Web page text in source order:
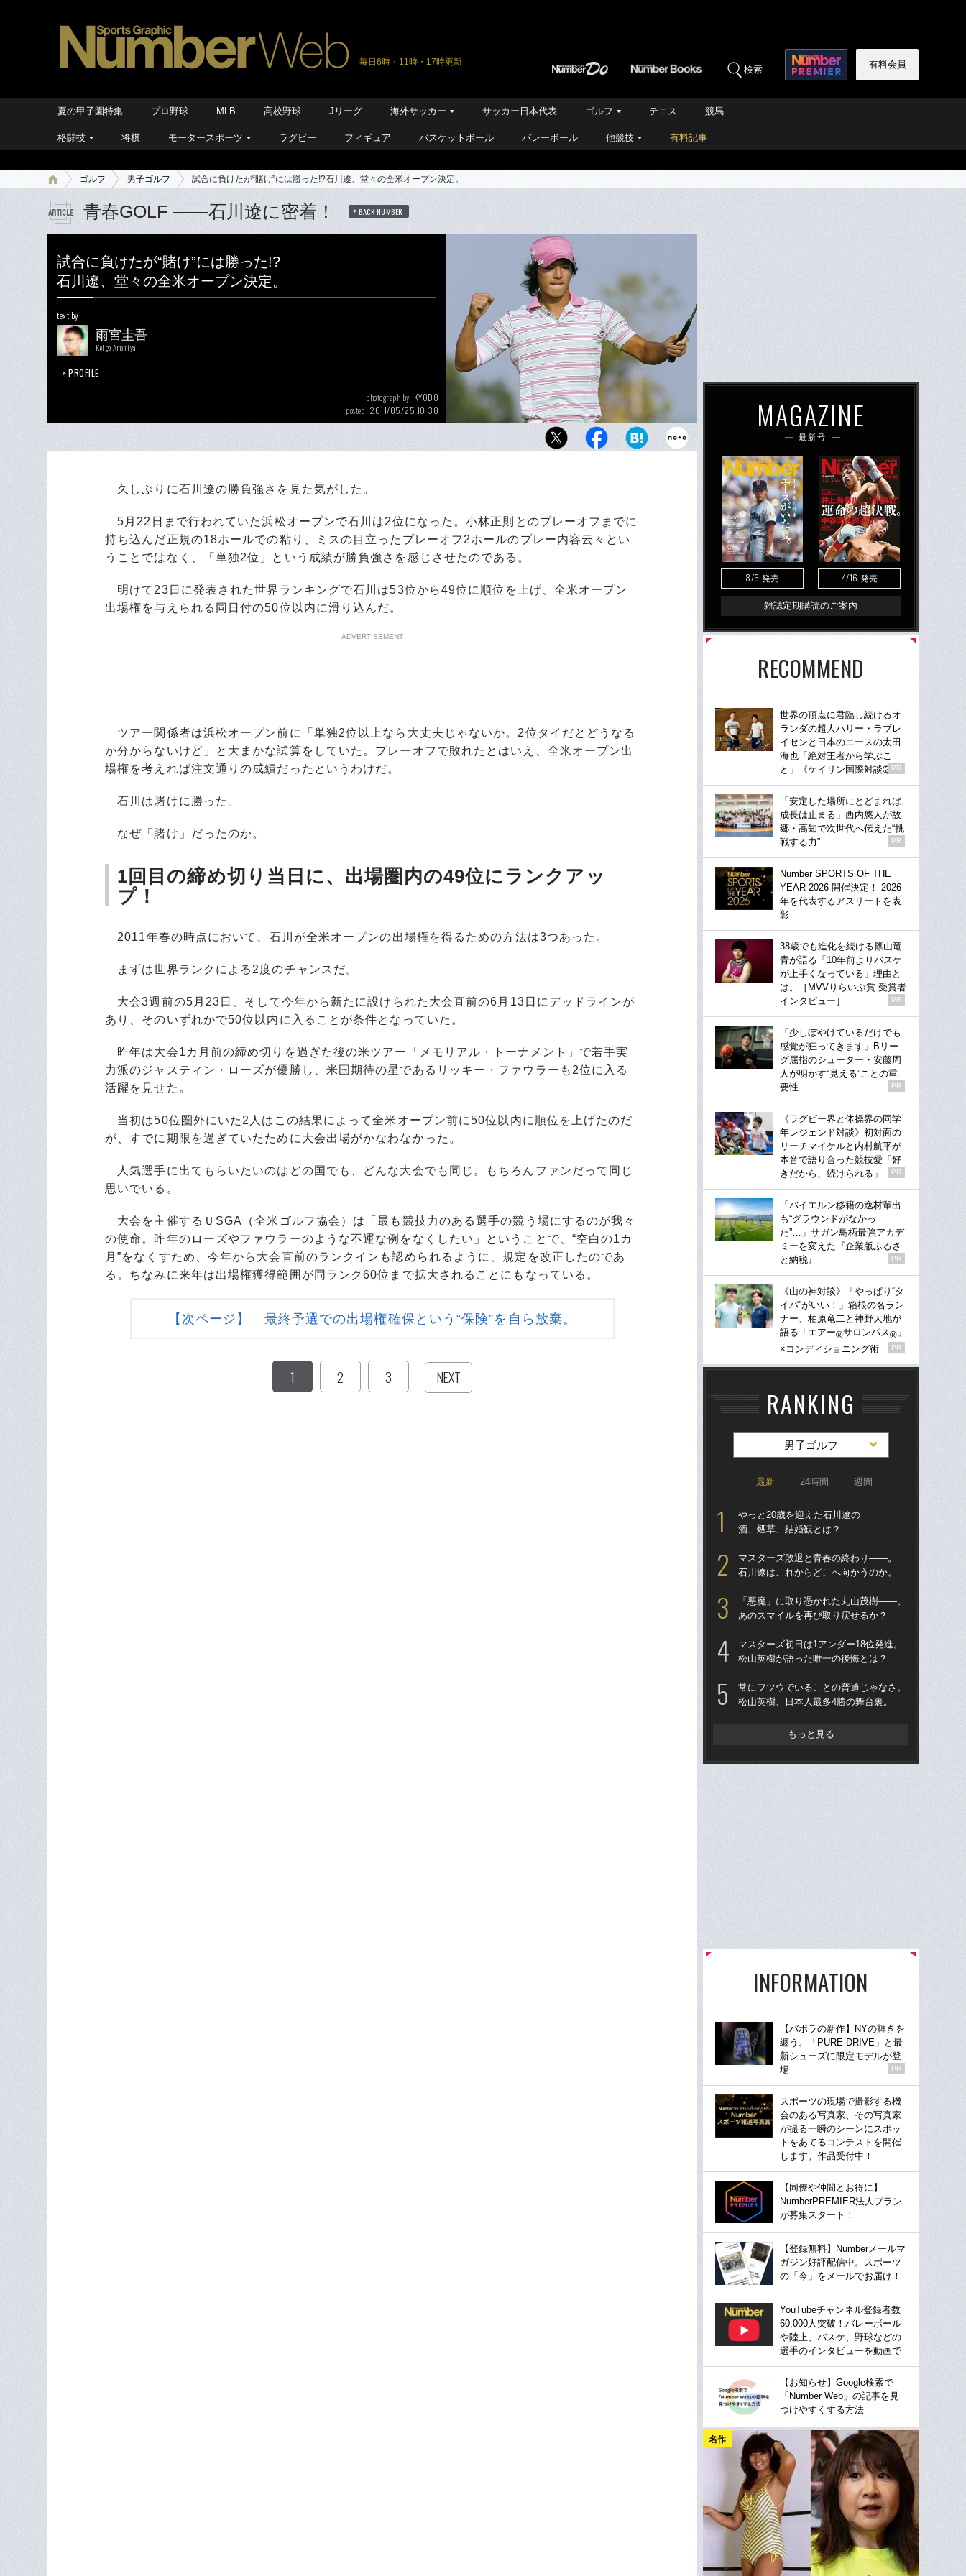
毎日6時・11時・17時更新
検索 有料会員
夏の甲子園特集 プロ野球 MLB 高校野球 Jリーグ 海外サッカー サッカー日本代表 ゴルフ テニス 競馬
格闘技 将棋 モータースポーツ ラグビー フィギュア バスケットボール バレーボール 他競技 有料記事
ゴルフ 男子ゴルフ 試合に負けたが“賭け”には勝った!?石川遼、堂々の全米オープン決定。
青春GOLF ――石川遼に密着！ BACK NUMBER
試合に負けたが“賭け”には勝った!?
石川遼、堂々の全米オープン決定。
text by
雨宮圭吾
Keigo Amemiya
PROFILE
photograph by KYODO
posted 2011/05/25 10:30
日本での全米オープン最終予選に出場せず、自らの力で出
久しぶりに石川遼の勝負強さを見た気がした。
5月22日まで行われていた浜松オープンで石川は2位になった。小林正則とのプレーオフまでに
持ち込んだ正規の18ホールでの粘り、ミスの目立ったプレーオフ2ホールのプレー内容云々とい
うことではなく、「単独2位」という成績が勝負強さを感じさせたのである。
明けて23日に発表された世界ランキングで石川は53位から49位に順位を上げ、全米オープン
出場権を与えられる同日付の50位以内に滑り込んだ。
ADVERTISEMENT
ツアー関係者は浜松オープン前に「単独2位以上なら大丈夫じゃないか。2位タイだとどうなる
か分からないけど」と大まかな試算をしていた。プレーオフで敗れたとはいえ、全米オープン出
場権を考えれば注文通りの成績だったというわけだ。
石川は賭けに勝った。
なぜ「賭け」だったのか。
1回目の締め切り当日に、出場圏内の49位にランクアッ
プ！
2011年春の時点において、石川が全米オープンの出場権を得るための方法は3つあった。
まずは世界ランクによる2度のチャンスだ。
大会3週前の5月23日、そして今年から新たに設けられた大会直前の6月13日にデッドラインが
あり、そのいずれかで50位以内に入ることが条件となっていた。
昨年は大会1カ月前の締め切りを過ぎた後の米ツアー「メモリアル・トーナメント」で若手実
力派のジャスティン・ローズが優勝し、米国期待の星であるリッキー・ファウラーも2位に入る
活躍を見せた。
当初は50位圏外にいた2人はこの結果によって全米オープン前に50位以内に順位を上げたのだ
が、すでに期限を過ぎていたために大会出場がかなわなかった。
人気選手に出てもらいたいのはどの国でも、どんな大会でも同じ。もちろんファンだって同じ
思いでいる。
大会を主催するＵSGA（全米ゴルフ協会）は「最も競技力のある選手の競う場にするのが我々
の使命。昨年のローズやファウラーのような不運な例をなくしたい」ということで、“空白の1カ
月”をなくすため、今年から大会直前のランクインも認められるように、規定を改正したのであ
る。ちなみに来年は出場権獲得範囲が同ランク60位まで拡大されることにもなっている。
【次ページ】 最終予選での出場権確保という“保険”を自ら放棄。
1 2 3 NEXT
MAGAZINE
最新号
8/6 発売 4/16 発売
雑誌定期購読のご案内
RECOMMEND
世界の頂点に君臨し続けるオ
ランダの超人ハリー・ラブレ
イセンと日本のエースの太田
海也「絶対王者から学ぶこ
と」《ケイリン国際対談②》
PR
「安定した場所にとどまれば
成長は止まる」西内悠人が故
郷・高知で次世代へ伝えた“挑
戦する力”
PR
Number SPORTS OF THE
YEAR 2026 開催決定！ 2026
年を代表するアスリートを表
彰
38歳でも進化を続ける篠山竜
青が語る「10年前よりバスケ
が上手くなっている」理由と
は。［MVVりらいぶ賞 受賞者
インタビュー］
PR
「少しぼやけているだけでも
感覚が狂ってきます」Bリー
グ屈指のシューター・安藤周
人が明かす“見える”ことの重
要性
PR
《ラグビー界と体操界の同学
年レジェンド対談》初対面の
リーチマイケルと内村航平が
本音で語り合った競技愛「好
きだから、続けられる」
PR
「バイエルン移籍の逸材輩出
も“グラウンドがなかっ
た”…」サガン鳥栖最強アカデ
ミーを変えた『企業版ふるさ
と納税』
PR
《山の神対談》「やっぱり“タ
イパ”がいい！」箱根の名ラン
ナー、柏原竜二と神野大地が
語る「エアー®サロンパス® 」
×コンディショニング術
PR
RANKING
男子ゴルフ
最新 24時間 週間
やっと20歳を迎えた石川遼の
酒、煙草、結婚観とは？
マスターズ敗退と青春の終わり――。
石川遼はこれからどこへ向かうのか。
「悪魔」に取り憑かれた丸山茂樹――。
あのスマイルを再び取り戻せるか？
マスターズ初日は1アンダー18位発進。
松山英樹が語った唯一の後悔とは？
常にフツウでいることの普通じゃなさ。
松山英樹、日本人最多4勝の舞台裏。
もっと見る
INFORMATION
【バボラの新作】NYの輝きを
纏う。「PURE DRIVE」と最
新シューズに限定モデルが登
場
PR
スポーツの現場で撮影する機
会のある写真家、その写真家
が撮る一瞬のシーンにスポッ
トをあてるコンテストを開催
します。作品受付中！
【同僚や仲間とお得に】
NumberPREMIER法人プラン
が募集スタート！
【登録無料】Numberメールマ
ガジン好評配信中。スポーツ
の「今」をメールでお届け！
YouTubeチャンネル登録者数
60,000人突破！バレーボール
や陸上、バスケ、野球などの
選手のインタビューを動画で
【お知らせ】Google検索で
「Number Web」の記事を見
つけやすくする方法
名作